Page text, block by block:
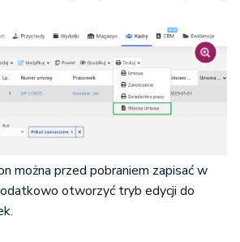
można przed pobraniem zapisać w
otworzyć tryb edycji do